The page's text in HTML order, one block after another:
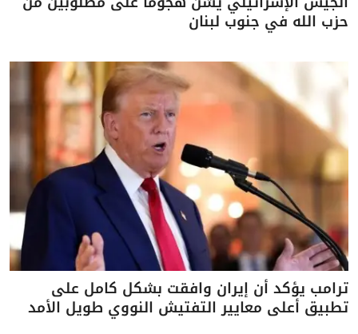
حزب الله في جنوب لبنان
ترامب يؤكد أن إيران وافقت بشكل كامل على
تطبيق أعلى معايير التفتيش النووي طويل الأمد